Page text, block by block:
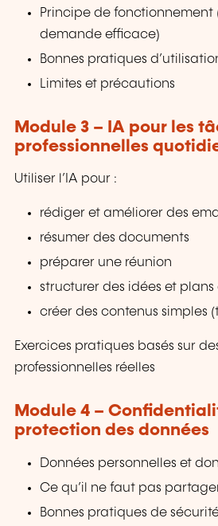
Principe de fonctionnement
demande efficace)
Bonnes pratiques
Limites et précautions
Module 3 – IA pour les
professionnelles
Utiliser l’IA pour :
rédiger et améliorer des
résumer des documents
préparer une réunion
structurer des idées et plans
créer des contenus simples
Exercices pratiques basés sur
professionnelles réelles
Module 4 –
protection des données
Données personnelles et
Ce qu’il ne faut pas
Bonnes pratiques de